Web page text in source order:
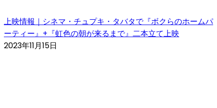
上映情報｜シネマ・チュプキ・タバタで『ボクらのホームパ
ーティー』+『虹色の朝が来るまで』二本立て上映
2023年11月15日